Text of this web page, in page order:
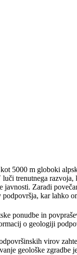
5000 m globoki
trenutnega
javnosti. Zaradi
podpovršja, kar lahko
ponudbe in
o geologiji
virov
geološke zgradbe